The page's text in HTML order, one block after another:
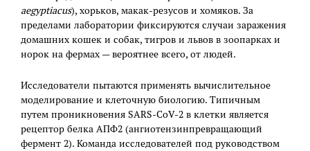
aegyptiacus), хорьков, макак-резусов и хомяков. За
пределами лаборатории фиксируются случаи заражения
домашних кошек и собак, тигров и львов в зоопарках и
норок на фермах — вероятнее всего, от людей.
Исследователи пытаются применять вычислительное
моделирование и клеточную биологию. Типичным
путем проникновения SARS-CoV-2 в клетки является
рецептор белка АПФ2 (ангиотензинпревращающий
фермент 2). Команда исследователей под руководством